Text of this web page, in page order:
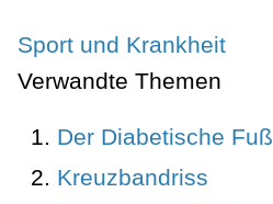
Sport und Krankheit
Verwandte Themen
Der Diabetische Fuß
Kreuzbandriss